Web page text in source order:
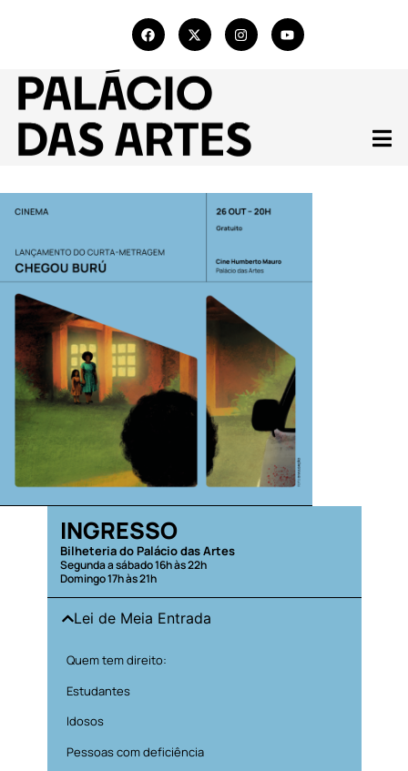
INGRESSO
Bilheteria do Palácio das Artes
Segunda a sábado 16h às 22h
Domingo 17h às 21h
Lei de Meia Entrada
Quem tem direito:
Estudantes
Idosos
Pessoas com deficiência